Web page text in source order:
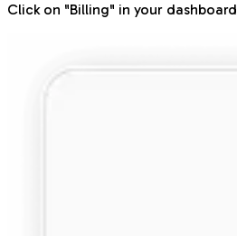
Click on "Billing" in your dashboard